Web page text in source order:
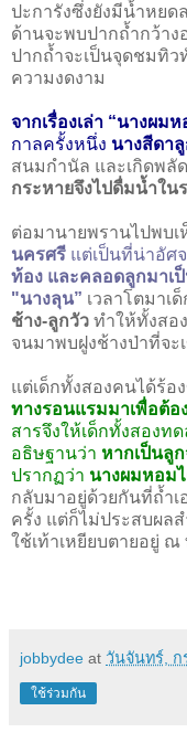
ปะการังซึ่งยังมีน้ำหยด
ด้านจะพบปากถ้ำกว้า
ปากถ้ำจะเป็นจุดชมทิ
ความงดงาม
จากเรื่องเล่า “นางผม
กาลครั้งหนึ่ง นางสีดา
สนมกำนัล และเกิดพลั
กระหายจึงไปดื่มน้ำใน
ต่อมานายพรานไปพบเ
นครศรี แต่เป็นที่น่าอัศ
ท้อง และคลอดลูกมาเ
"นางลุน” เวลาโตมาเ
ช้าง-ลูกวัว ทำให้ทั้งสอ
จนมาพบฝูงช้างป่าที่จะ
แต่เด็กทั้งสองคนได้ร้อ
ทางรอนแรมมาเพื่อต้
สารจึงให้เด็กทั้งสองท
อธิษฐานว่า หากเป็นลู
ปรากฏว่า นางผมหอม
กลับมาอยู่ด้วยกันที่ถ้ำ
ครั้ง แต่ก็ไม่ประสบผล
ใช้เท้าเหยียบตายอยู่ ณ
jobbydee at วันจันทร์, ก
ใช้ร่วมกัน